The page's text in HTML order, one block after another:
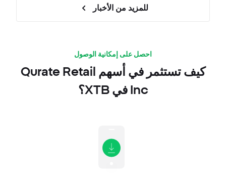
للمزيد من الأخبار
احصل على إمكانية الوصول
كيف تستثمر في أسهم Qurate Retail
Inc في XTB؟